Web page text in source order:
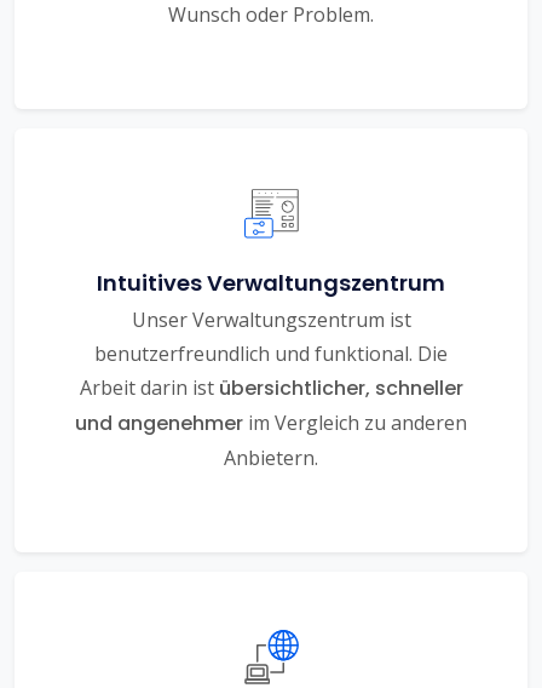
Wunsch oder Problem.
Intuitives Verwaltungszentrum
Unser Verwaltungszentrum ist
benutzerfreundlich und funktional. Die
Arbeit darin ist übersichtlicher, schneller
und angenehmer im Vergleich zu anderen
Anbietern.